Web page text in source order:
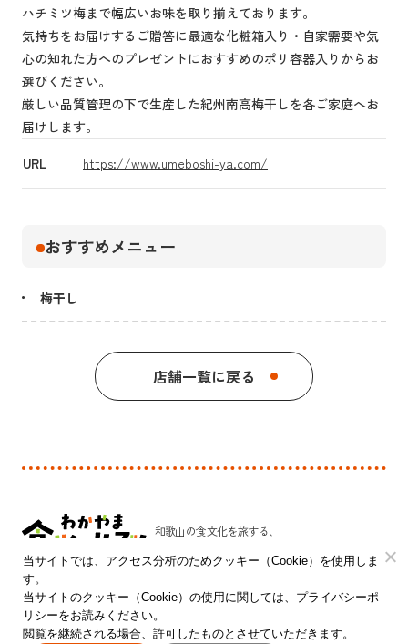
ハチミツ梅まで幅広いお味を取り揃えております。
気持ちをお届けするご贈答に最適な化粧箱入り・自家需要や気
心の知れた方へのプレゼントにおすすめのポリ容器入りからお
選びください。
厳しい品質管理の下で生産した紀州南高梅干しを各ご家庭へお
届けします。
URL
https://www.umeboshi-ya.com/
おすすめメニュー
梅干し
店舗一覧に戻る
和歌山の食文化を旅する、
和歌山県 農林水産部 農林水産政策局 食品流通課
〒640-8585 和歌山市小松原通一丁目1番地
当サイトでは、アクセス分析のためクッキー（Cookie）を使用しま
す。
当サイトのクッキー（Cookie）の使用に関しては、プライバシーポ
リシーをお読みください。
閲覧を継続される場合、許可したものとさせていただきます。